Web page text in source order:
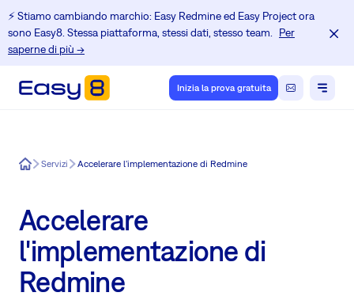
⚡️ Stiamo cambiando marchio: Easy Redmine ed Easy Project ora
sono Easy8. Stessa piattaforma, stessi dati, stesso team.
Per
saperne di più →
Inizia la prova gratuita
Easy8Servizi Accelerare l'implementazione di Redmine
Accelerare
l'implementazione di
Redmine